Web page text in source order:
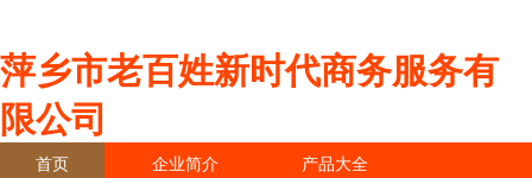
萍乡市老百姓新时代商务服务有
限公司
首页 企业简介 产品大全